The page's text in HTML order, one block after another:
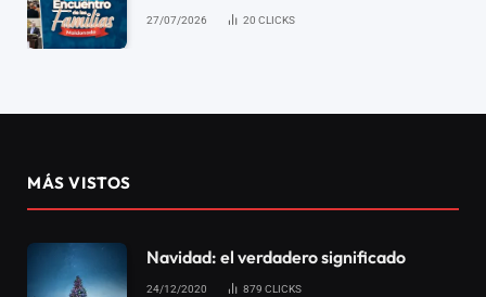
27/07/2026 20 CLICKS
MÁS VISTOS
Navidad: el verdadero significado
24/12/2020 879 CLICKS